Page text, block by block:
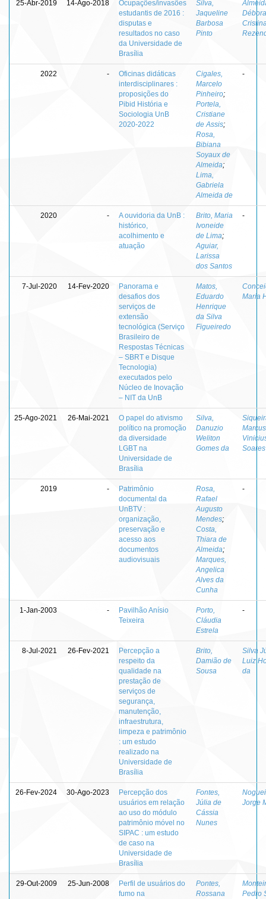
25-Abr-2019 14-Ago-2018
Ocupações/invasões
estudantis de 2016 :
disputas e
resultados no caso
da Universidade de
Brasília
Silva,
Jaqueline
Barbosa
Pinto
Débora
2022 -
Oficinas didáticas
interdisciplinares :
proposições do
Pibid História e
Sociologia UnB
2020-2022
Cigales,
Marcelo
Pinheiro;
Portela,
Cristiane
de Assis;
Rosa,
Bibiana
Soyaux de
Almeida;
Lima,
Gabriela
Almeida de
-
2020 -
A ouvidoria da UnB :
histórico,
acolhimento e
atuação
Brito, Maria
Ivoneide
de Lima;
Aguiar,
Larissa
dos Santos
-
7-Jul-2020 14-Fev-2020
Panorama e
desafios dos
serviços de
extensão
tecnológica (Serviço
Brasileiro de
Respostas Técnicas
– SBRT e Disque
Tecnologia)
executados pelo
Núcleo de Inovação
– NIT da UnB
Matos,
Eduardo
Henrique
da Silva
Figueiredo
Maria
25-Ago-2021 26-Mai-2021
O papel do ativismo
político na promoção
da diversidade
LGBT na
Universidade de
Brasília
Silva,
Danuzio
Weliton
Gomes da
Marcus
Soares
2019 -
Patrimônio
documental da
UnBTV :
organização,
preservação e
acesso aos
documentos
audiovisuais
Rosa,
Rafael
Augusto
Mendes;
Costa,
Thiara de
Almeida;
Marques,
Angelica
Alves da
Cunha
-
1-Jan-2003 -
Pavilhão Anísio
Teixeira
Porto,
Cláudia
Estrela
-
8-Jul-2021 26-Fev-2021
Percepção a
respeito da
qualidade na
prestação de
serviços de
segurança,
manutenção,
infraestrutura,
limpeza e patrimônio
: um estudo
realizado na
Universidade de
Brasília
Brito,
Damião de
Sousa
Silva
Luiz
da
26-Fev-2024 30-Ago-2023
Percepção dos
usuários em relação
ao uso do módulo
patrimônio móvel no
SIPAC : um estudo
de caso na
Universidade de
Brasília
Fontes,
Júlia de
Cássia
Nunes
Jorge
29-Out-2009 25-Jun-2008
Perfil de usuários do
fumo na
Pontes,
Rossana
Pedro